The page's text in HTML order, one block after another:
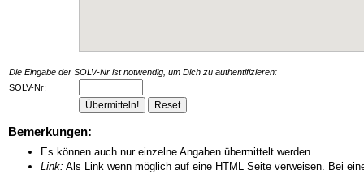
Die Eingabe der SOLV-Nr ist notwendig, um Dich zu authentifizieren:
SOLV-Nr:
Bemerkungen:
Es können auch nur einzelne Angaben übermittelt werden.
Link: Als Link wenn möglich auf eine HTML Seite verweisen. Bei